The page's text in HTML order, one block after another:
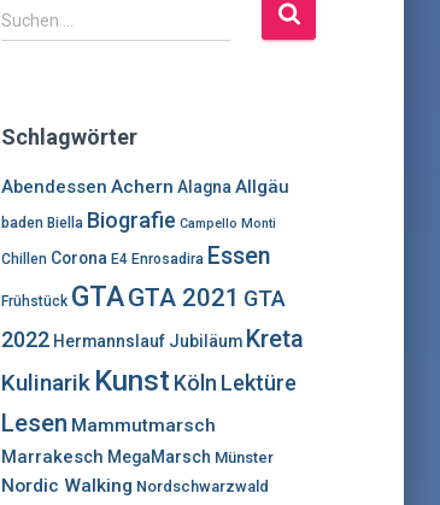
S
u
n
a
c
h
Suchen …
Schlagwörter
Abendessen Achern Alagna Allgäu
baden Biella Biografie Campello Monti
Chillen Corona E4 Enrosadira Essen
Frühstück GTAGTA 2021 GTA
2022 Hermannslauf Jubiläum Kreta
Kulinarik Kunst Köln Lektüre
Lesen Mammutmarsch
Marrakesch MegaMarsch Münster
Nordic Walking Nordschwarzwald